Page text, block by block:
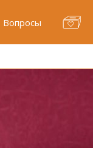
Вопросы